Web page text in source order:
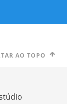
AO TOPO